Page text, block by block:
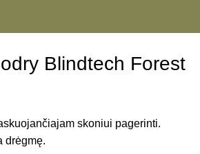
Blindtech Forest
skoniui pagerinti.
drėgmę.